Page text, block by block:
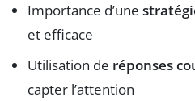
Importance d’une
et efficace
Utilisation de réponses
capter l’attention